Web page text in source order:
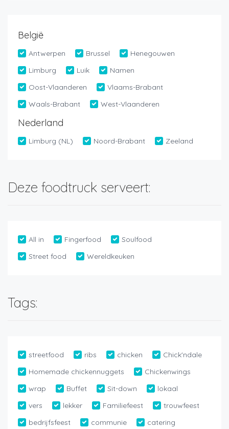
België
Antwerpen Brussel
Henegouwen
Limburg
Luik
Namen
Oost-Vlaanderen
Vlaams-Brabant
Waals-Brabant
West-Vlaanderen
Nederland
Limburg (NL) Noord-Brabant Zeeland
Deze foodtruck serveert:
All in Fingerfood
Soulfood
Street food
Wereldkeuken
Tags:
streetfood ribs chicken
Chick'ndale
Homemade chickennuggets
Chickenwings
wrap
Buffet Sit-down
lokaal
vers
lekker Familiefeest
trouwfeest
bedrijfsfeest
communie
catering